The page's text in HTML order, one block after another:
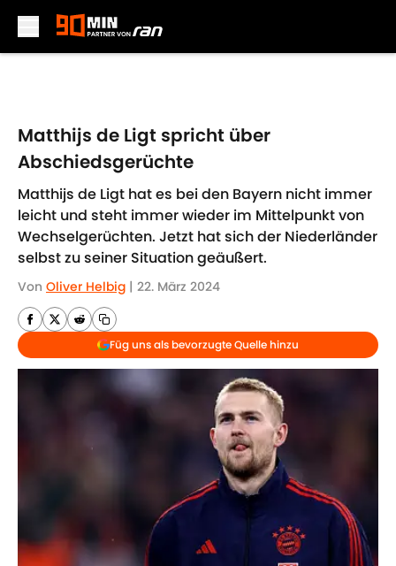
Matthijs de Ligt spricht über
Abschiedsgerüchte
Matthijs de Ligt hat es bei den Bayern nicht immer
leicht und steht immer wieder im Mittelpunkt von
Wechselgerüchten. Jetzt hat sich der Niederländer
selbst zu seiner Situation geäußert.
Von Oliver Helbig | 22. März 2024
Füg uns als bevorzugte Quelle hinzu